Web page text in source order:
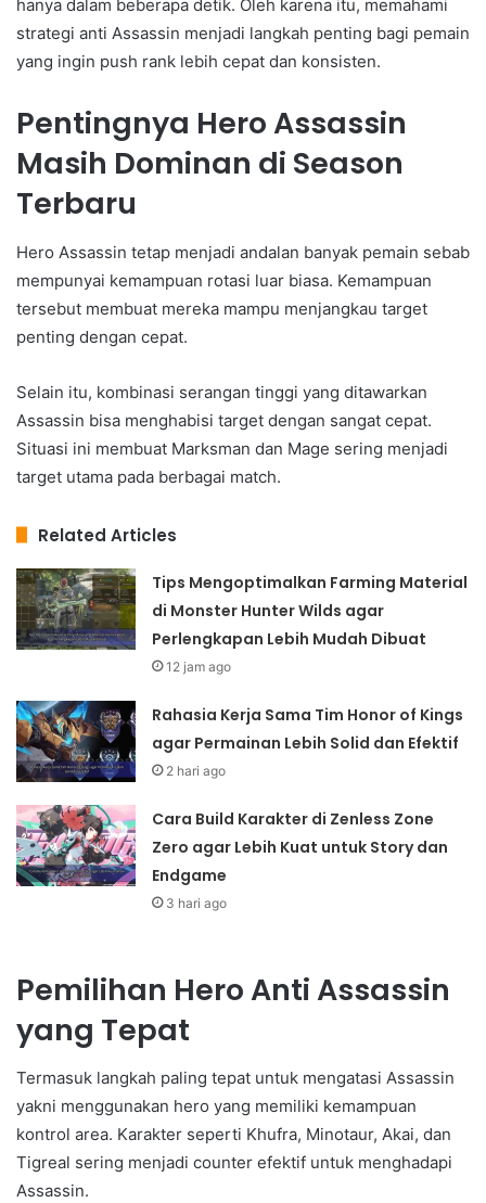
hanya dalam beberapa detik. Oleh karena itu, memahami
strategi anti Assassin menjadi langkah penting bagi pemain
yang ingin push rank lebih cepat dan konsisten.
Pentingnya Hero Assassin
Masih Dominan di Season
Terbaru
Hero Assassin tetap menjadi andalan banyak pemain sebab
mempunyai kemampuan rotasi luar biasa. Kemampuan
tersebut membuat mereka mampu menjangkau target
penting dengan cepat.
Selain itu, kombinasi serangan tinggi yang ditawarkan
Assassin bisa menghabisi target dengan sangat cepat.
Situasi ini membuat Marksman dan Mage sering menjadi
target utama pada berbagai match.
Related Articles
Tips Mengoptimalkan Farming Material
di Monster Hunter Wilds agar
Perlengkapan Lebih Mudah Dibuat
12 jam ago
Rahasia Kerja Sama Tim Honor of Kings
agar Permainan Lebih Solid dan Efektif
2 hari ago
Cara Build Karakter di Zenless Zone
Zero agar Lebih Kuat untuk Story dan
Endgame
3 hari ago
Pemilihan Hero Anti Assassin
yang Tepat
Termasuk langkah paling tepat untuk mengatasi Assassin
yakni menggunakan hero yang memiliki kemampuan
kontrol area. Karakter seperti Khufra, Minotaur, Akai, dan
Tigreal sering menjadi counter efektif untuk menghadapi
Assassin.